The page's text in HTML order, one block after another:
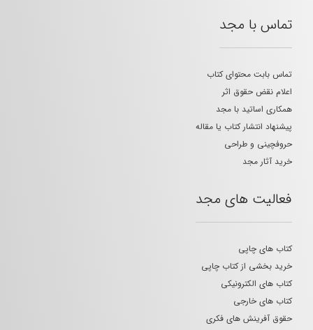
تماس با مجد
تماس بابت محتوای کتاب
اعلام نقض حقوق اثر
همکاری اساتید با مجد
پیشنهاد انتشار کتاب یا مقاله
حروفچینی و طراحی
خرید آثار مجد
فعالیت های مجد
کتاب های چاپی
خرید بخشی از کتاب چاپی
کتاب های الکترونیکی
کتاب های خارجی
حقوق آفرینش های فکری